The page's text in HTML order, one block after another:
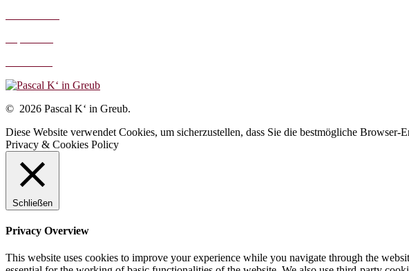
© 2026 Pascal K‘ in Greub.
Diese Website verwendet Cookies, um sicherzustellen, dass Sie die bestmögliche Browser-
Privacy & Cookies Policy
Schließen
Privacy Overview
This website uses cookies to improve your experience while you navigate through the